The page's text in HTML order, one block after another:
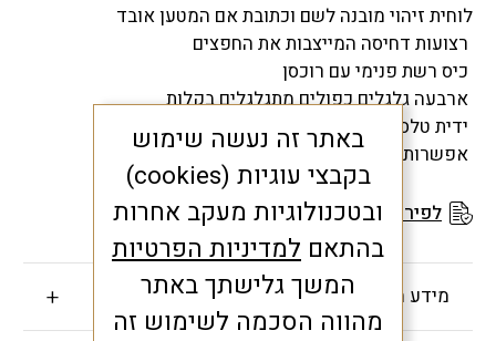
לוחית זיהוי מובנה לשם וכתובת אם המטען אובד
רצועות דחיסה המייצבות את החפצים
כיס רשת פנימי עם רוכסן
ארבעה גלגלים כפולים מתגלגלים בקלות
ידית טלסקופית
אפשרות הרחבה של המזוודה
לפירוט תנאי האחריות
מידע חשוב
באתר זה נעשה שימוש
בקבצי עוגיות (cookies)
ובטכנולוגיות מעקב אחרות
בהתאם למדיניות הפרטיות
המשך גלישתך באתר
מהווה הסכמה לשימוש זה